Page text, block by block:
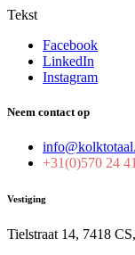
Tekst
Facebook
LinkedIn
Instagram
Neem contact op
+31(0)570 24
Vestiging
Tielstraat 14, 7418